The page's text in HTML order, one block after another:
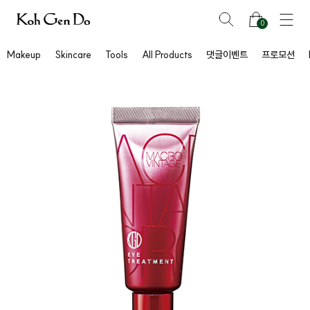
0
Makeup Skincare Tools All Products 댓글이벤트 프로모션